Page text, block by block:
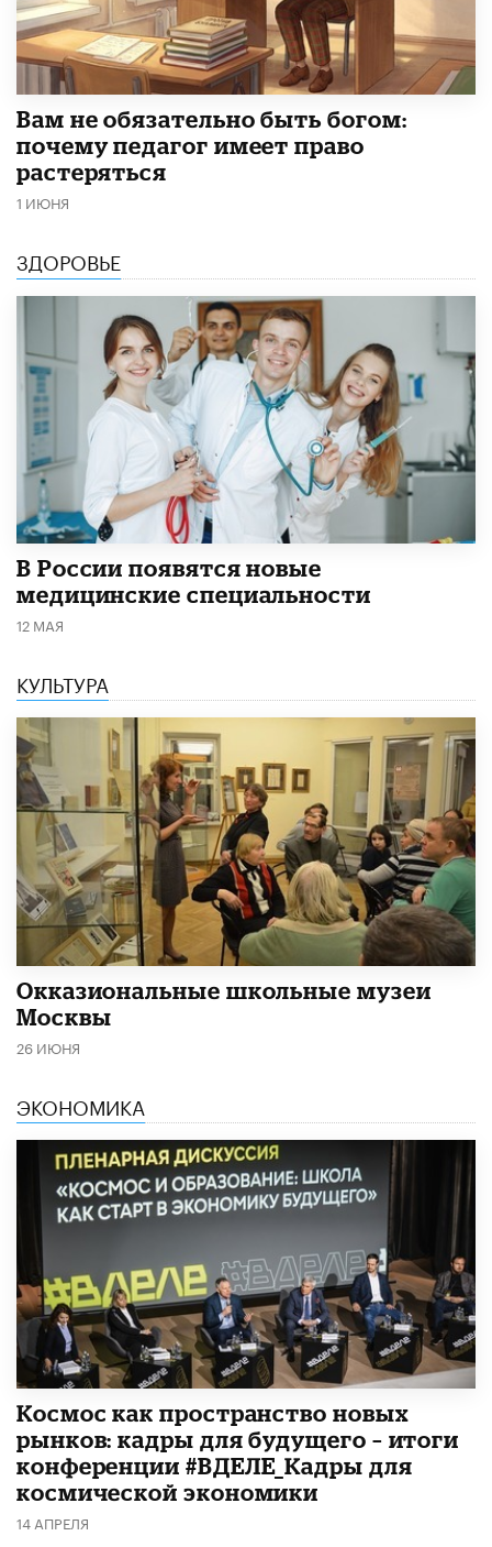
​Вам не обязательно быть богом:
почему педагог имеет право
растеряться
1 ИЮНЯ
ЗДОРОВЬЕ
В России появятся новые
медицинские специальности
12 МАЯ
КУЛЬТУРА
​Окказиональные школьные музеи
Москвы
26 ИЮНЯ
ЭКОНОМИКА
Космос как пространство новых
рынков: кадры для будущего – итоги
конференции #ВДЕЛЕ_Кадры для
космической экономики
14 АПРЕЛЯ